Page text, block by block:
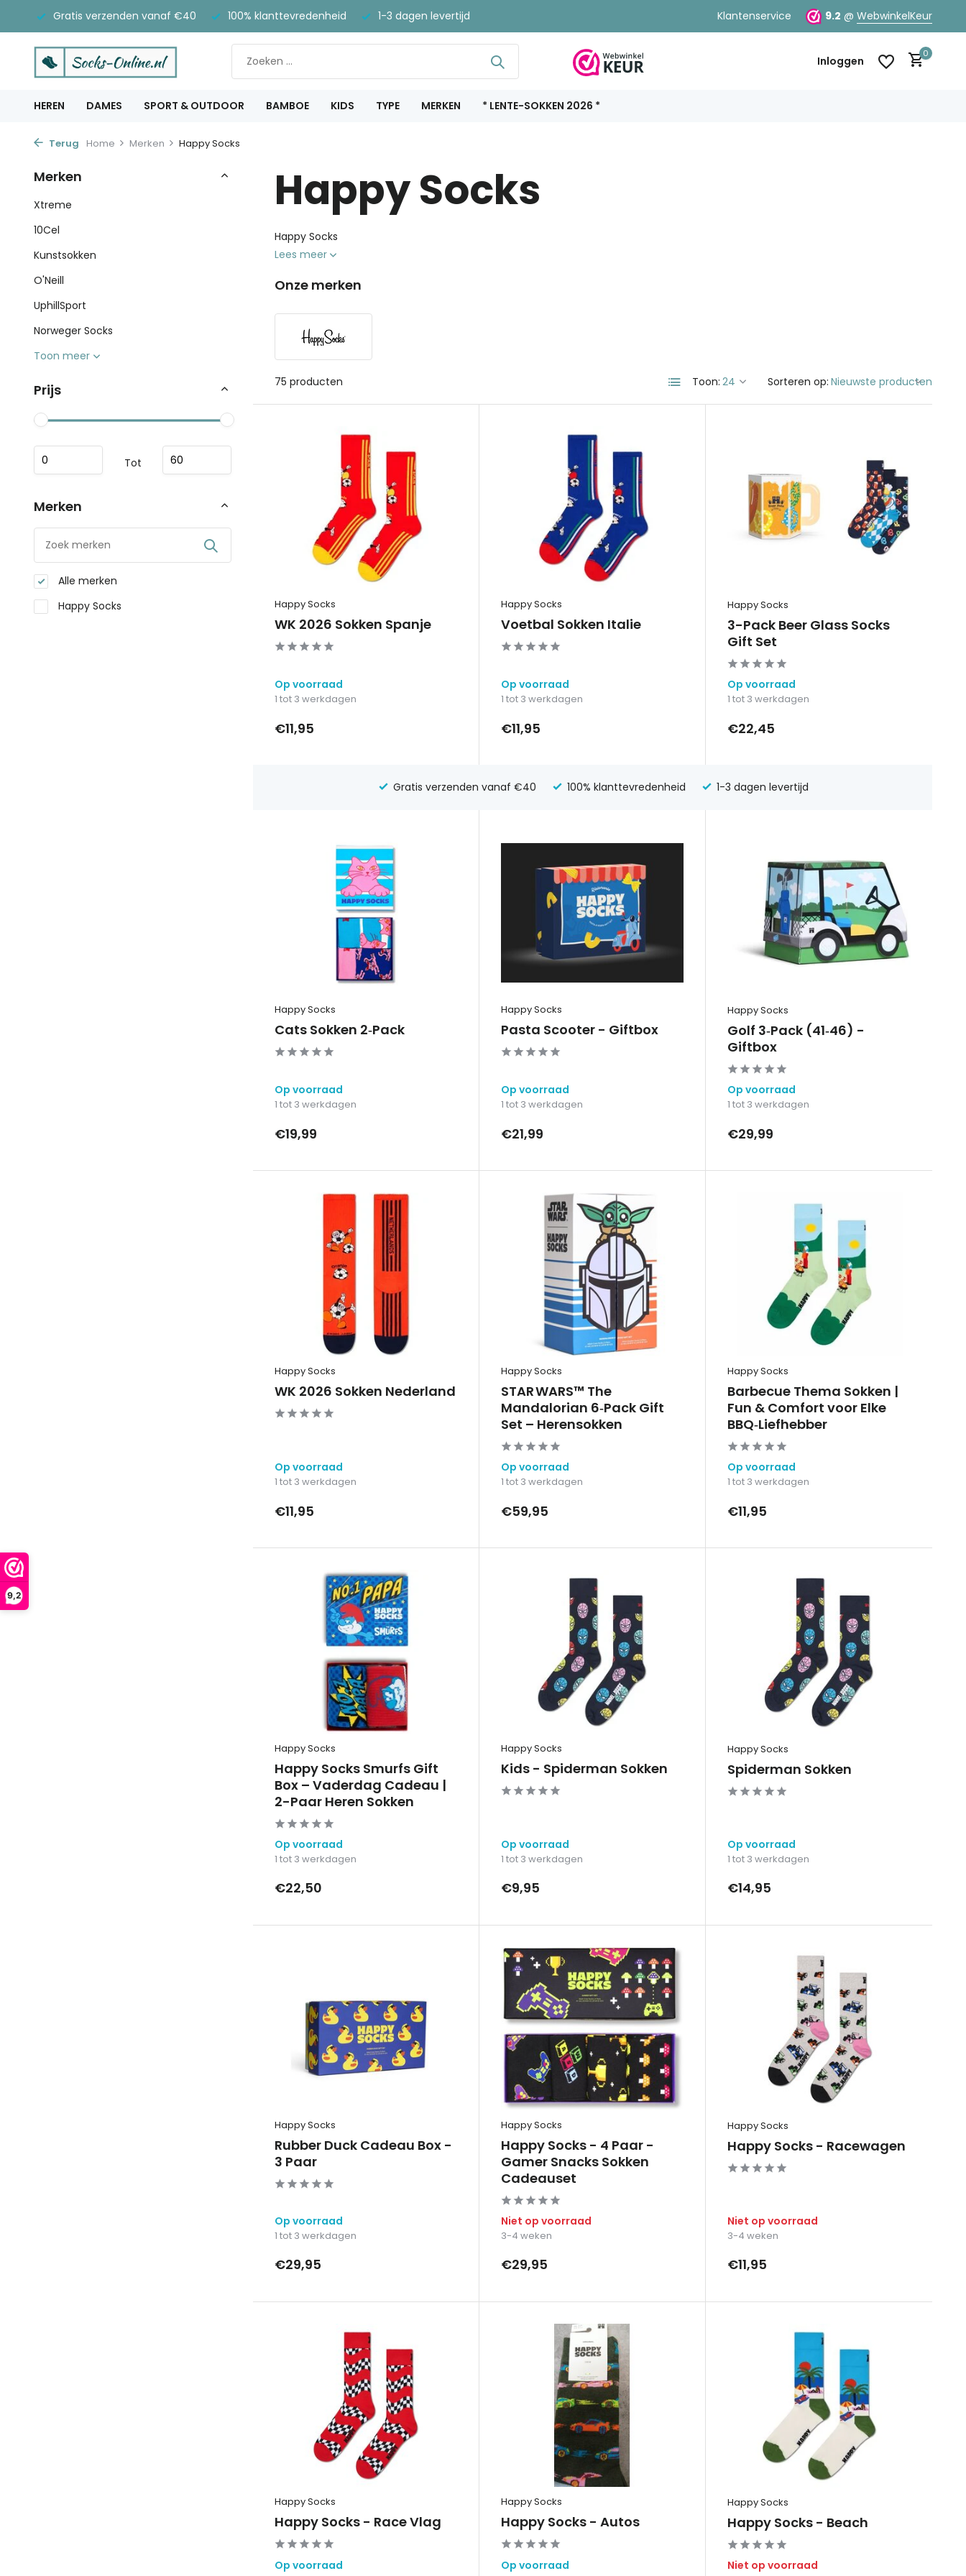
9,2
Gratis verzenden vanaf €40 100% klanttevredenheid 1-3 dagen levertijd Klantenservice 9.2 @ WebwinkelKeur
Inloggen
0
HEREN DAMES SPORT & OUTDOOR BAMBOE KIDS TYPE MERKEN * LENTE-SOKKEN 2026 *
Terug Home Merken Happy Socks
Merken
Xtreme
10Cel
Kunstsokken
O'Neill
UphillSport
Norweger Socks
Toon meer
Prijs
Tot
Merken
Alle merken
Happy Socks
Happy Socks
Happy Socks
Lees meer
Onze merken
75 producten Toon: Sorteren op:
Happy Socks
WK 2026 Sokken Spanje
Op voorraad
1 tot 3 werkdagen
€11,95
Happy Socks
Voetbal Sokken Italie
Op voorraad
1 tot 3 werkdagen
€11,95
Happy Socks
3-Pack Beer Glass Socks
Gift Set
Op voorraad
1 tot 3 werkdagen
€22,45
Gratis verzenden vanaf €40 100% klanttevredenheid 1-3 dagen levertijd
Happy Socks
Cats Sokken 2‑Pack
Op voorraad
1 tot 3 werkdagen
€19,99
Happy Socks
Pasta Scooter - Giftbox
Op voorraad
1 tot 3 werkdagen
€21,99
Happy Socks
Golf 3‑Pack (41‑46) -
Giftbox
Op voorraad
1 tot 3 werkdagen
€29,99
Happy Socks
WK 2026 Sokken Nederland
Op voorraad
1 tot 3 werkdagen
€11,95
Happy Socks
STAR WARS™ The
Mandalorian 6‑Pack Gift
Set – Herensokken
Op voorraad
1 tot 3 werkdagen
€59,95
Happy Socks
Barbecue Thema Sokken |
Fun & Comfort voor Elke
BBQ‑Liefhebber
Op voorraad
1 tot 3 werkdagen
€11,95
Happy Socks
Happy Socks Smurfs Gift
Box – Vaderdag Cadeau |
2-Paar Heren Sokken
Op voorraad
1 tot 3 werkdagen
€22,50
Happy Socks
Kids - Spiderman Sokken
Op voorraad
1 tot 3 werkdagen
€9,95
Happy Socks
Spiderman Sokken
Op voorraad
1 tot 3 werkdagen
€14,95
Happy Socks
Rubber Duck Cadeau Box -
3 Paar
Op voorraad
1 tot 3 werkdagen
€29,95
Happy Socks
Happy Socks - 4 Paar -
Gamer Snacks Sokken
Cadeauset
Niet op voorraad
3-4 weken
€29,95
Happy Socks
Happy Socks - Racewagen
Niet op voorraad
3-4 weken
€11,95
Happy Socks
Happy Socks - Race Vlag
Op voorraad
Happy Socks
Happy Socks - Autos
Op voorraad
Happy Socks
Happy Socks - Beach
Niet op voorraad